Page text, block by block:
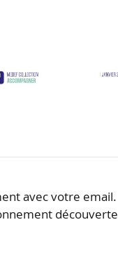
avec votre email.
découverte